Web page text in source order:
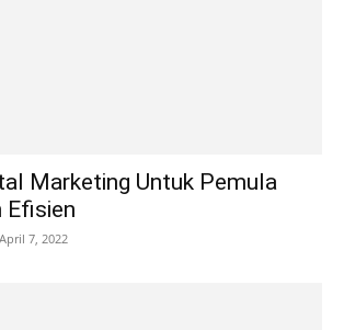
Marketing Untuk Pemula
Efisien
April 7, 2022